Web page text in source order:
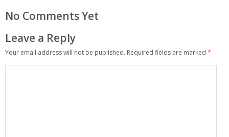
No Comments Yet
Leave a Reply
Your email address will not be published. Required fields are marked *